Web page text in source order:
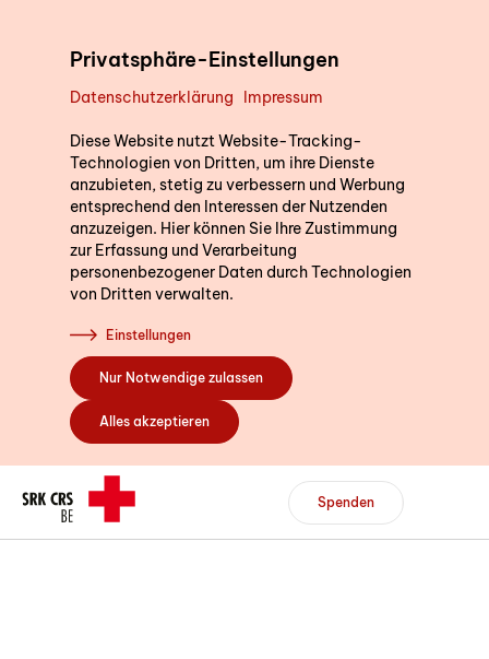
Privatsphäre-Einstellungen
Datenschutzerklärung Impressum
Diese Website nutzt Website-Tracking-
Technologien von Dritten, um ihre Dienste
anzubieten, stetig zu verbessern und Werbung
entsprechend den Interessen der Nutzenden
anzuzeigen. Hier können Sie Ihre Zustimmung
zur Erfassung und Verarbeitung
personenbezogener Daten durch Technologien
von Dritten verwalten.
Einstellungen
Nur Notwendige zulassen
Alles akzeptieren
Header/Navigation
Spenden
Kurse
Sich engagieren
Über uns